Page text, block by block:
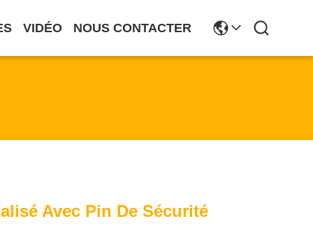
VIDÉO NOUS CONTACTER
Avec Pin De Sécurité